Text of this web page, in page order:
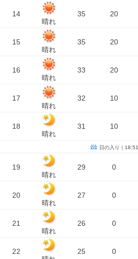
14
晴れ
35 20
15
晴れ
35 20
16
晴れ
33 20
17
晴れ
32 10
18
晴れ
31 10
日の入り｜18:51
19
晴れ
29 0
20
晴れ
27 0
21
晴れ
26 0
22
25 0